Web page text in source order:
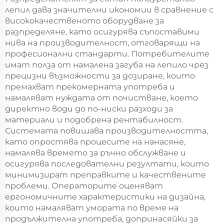
Polyurethane Foam
Insulation Gasket
Machine
лепил дава значителни икономии в сравнение с
висококачественото оборудване за
разпределяне, като осигурява съпоставими
нива на производителност, отговарящи на
професионални стандарти. Потребителите
имат полза от намалена загуба на лепило чрез
прецизни възможности за дозиране, които
премахват прекомерната употреба и
намаляват нуждата от почистване, което
директно води до по-ниски разходи за
материали и подобрена рентабилност.
Системата повишава производителността,
като опростява процесите на нанасяне,
намалява времето за ръчно обслужване и
осигурява последователни резултати, които
минимизират преправките и качествените
проблеми. Операторите оценяват
ергономичните характеристики на дизайна,
които намаляват умората по време на
продължителна употреба, допринасяйки за